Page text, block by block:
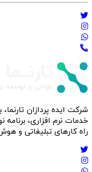
شرکت ایده پردازان تارنما،
خدمات نرم افزاری،
راه کارهای تبلیغاتی و